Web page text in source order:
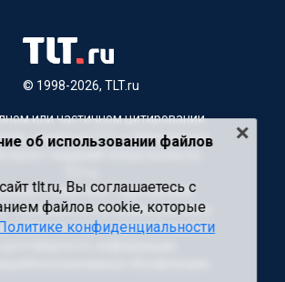
© 1998-2026, TLT.ru
или частичном цитировании
ссылка на TLT.ru обязательна.
изданий гиперссылка на
с пометкой "Партнерский
публикуются на правах рекламы.
сайта не несет ответственности
информации,
в рекламных объявлениях
об использовании файлов
tlt.ru, Вы соглашаетесь с
файлов cookie, которые
конфиденциальности